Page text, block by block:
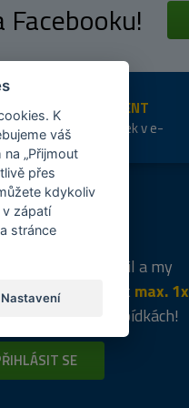
Facebooku!
ŠIROKÝ SORTIMENT
Přes 20 tis. položek v e-
shopu
k nákupu
nám svůj e-mail a my
budeme informovat max. 1x
o zajímavých nabídkách!
SE
K
váš
„Přijmout
přes
kdykoliv
v zápatí
stránce
Nastavení